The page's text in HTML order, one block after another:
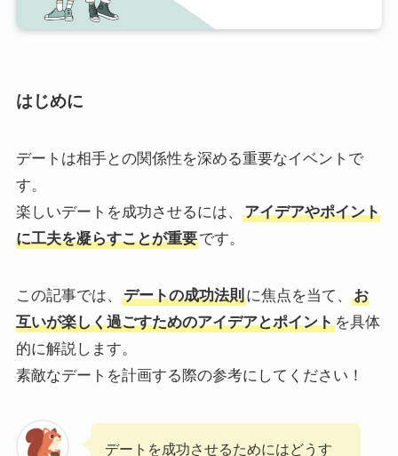
はじめに
デートは相手との関係性を深める重要なイベントで
す。
楽しいデートを成功させるには、
アイデアやポイント
に工夫を凝らすことが重要です。
この記事では、 デートの成功法則に焦点を当て、
お
互いが楽しく過ごすためのアイデアとポイントを具体
的に解説します。
素敵なデートを計画する際の参考にしてください！
デートを成功させるためにはどうす